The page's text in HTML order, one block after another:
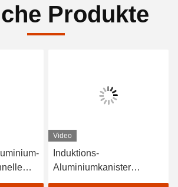
Produkte
Video
Induktions-
Aluminiumkanister
Schmelzofen